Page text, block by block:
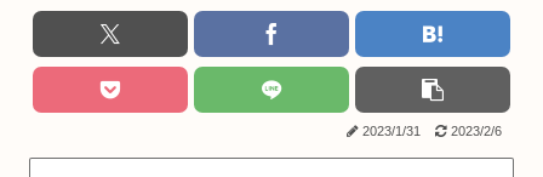
2023/1/31 2023/2/6